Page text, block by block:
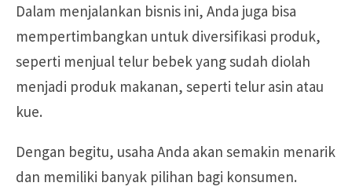
Dalam menjalankan bisnis ini, Anda juga bisa
mempertimbangkan untuk diversifikasi produk,
seperti menjual telur bebek yang sudah diolah
menjadi produk makanan, seperti telur asin atau
kue.
Dengan begitu, usaha Anda akan semakin menarik
dan memiliki banyak pilihan bagi konsumen.